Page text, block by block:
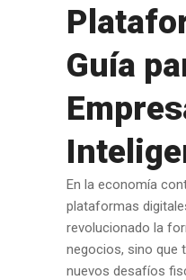
Guía
En la economía
plataformas
revolucionado la
negocios, sino que
nuevos desafíos